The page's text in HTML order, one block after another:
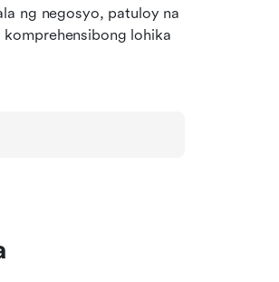
ng negosyo, patuloy na
lohika